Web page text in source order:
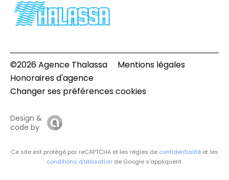
©2026 Agence Thalassa
Mentions légales
Honoraires d'agence
Changer ses préférences cookies
Design &
code by
Ce site est protégé par reCAPTCHA et les règles de confidentialité et les
conditions d'utilisation de Google s'appliquent.